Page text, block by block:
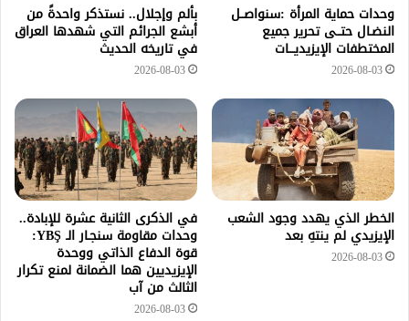
وحدات حماية المرأة :سنواصــل
النضـال حتــى تحرير جميع
المختطفات الإيزيديـــات
2026-08-03
بألم وإجلال.. نستذكر واحدةً من
أبشع الجرائم التي شهدها العراق
في تاريخه الحديث
2026-08-03
الخطر الذي يهدد وجود الشعب
الإيزيدي لم ينتهِ بعد
2026-08-03
في الذكرى الثانية عشرة للإبادة..
وحدات مقاومة سنجـار الـ YBŞ:
قوة الدفاع الذاتي ووحدة
الإيزيديين هما الضمانة لمنع تكرار
الثالث من آب
2026-08-03